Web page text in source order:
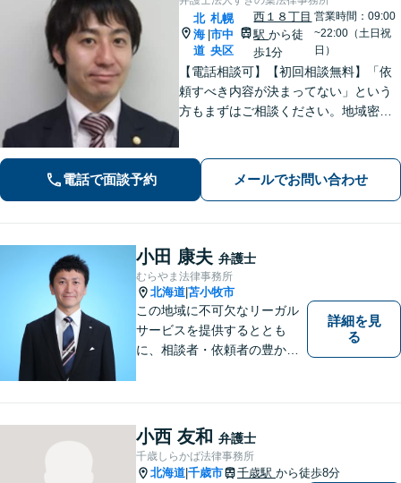
北
海
道
|
札幌
市中
央区
西１８丁目
駅から徒
歩1分
営業時間：09:00
~22:00（土日祝
日）
【電話相談可】【初回相談無料】「依
頼すべき内容が決まってない」という
方もまずはご相談ください。地域密着
解決を目指します。刑事事件、離婚問
題、企業法務など幅広く対応できます
電話で面談予約 メールでお問い合わせ
小田 康夫 弁護士
むらやま法律事務所
北海道 苫小牧市
この地域に不可欠なリーガル
サービスを提供するととも
に、相談者・依頼者の豊かな
士小田康夫）
詳細を見
る
小西 友和 弁護士
千歳しらかば法律事務所
北海道 千歳市 千歳駅 から徒歩8分